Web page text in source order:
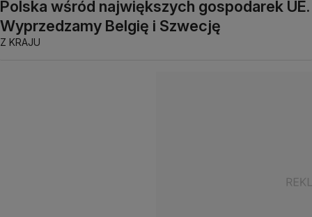
Polska wśród największych gospodarek UE.
Wyprzedzamy Belgię i Szwecję
Z KRAJU